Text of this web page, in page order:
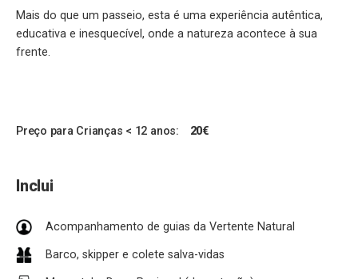
Mais do que um passeio, esta é uma experiência autêntica,
educativa e inesquecível, onde a natureza acontece à sua
frente.
Preço para Crianças < 12 anos: 20€
Inclui
Acompanhamento de guias da Vertente Natural
Barco, skipper e colete salva-vidas